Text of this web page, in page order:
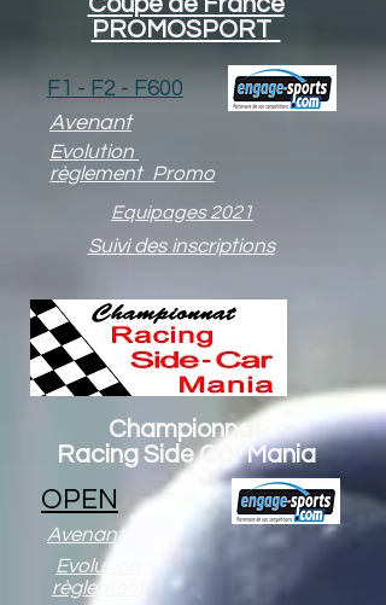
PROMOSPORT
F1 - F2 - F600
Avenant
Evolution
règlement Promo
Equipages 2021
Suivi des inscriptions
Championnat
Racing Side Car Mania
OPEN
Avenant
Evolution
règlement